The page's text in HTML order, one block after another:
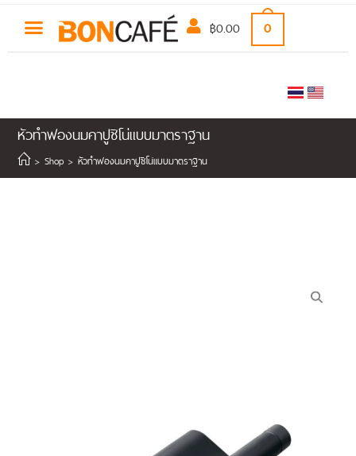
฿0.00 0
หัวทำฟองนมคาปูชิโน่แบบมาตราฐาน
> Shop > หัวทำฟองนมคาปูชิโน่แบบมาตราฐาน